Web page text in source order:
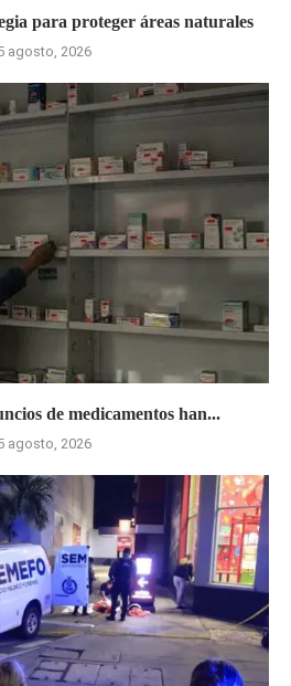
para proteger áreas naturales
agosto, 2026
de medicamentos han...
agosto, 2026